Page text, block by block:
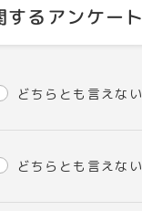
るアンケート
どちらとも言えない
どちらとも言えない